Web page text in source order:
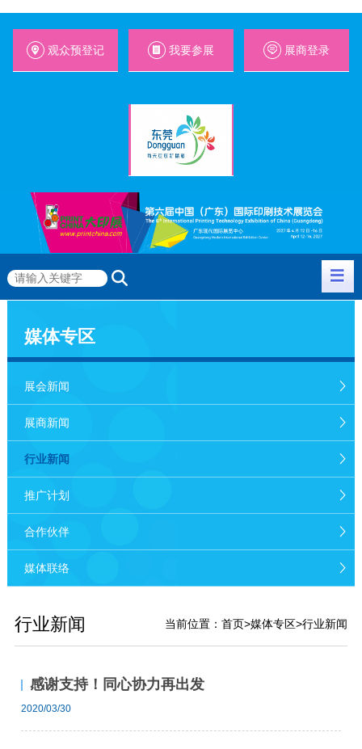
观众预登记 我要参展 展商登录
媒体专区
展会新闻
展商新闻
行业新闻
推广计划
合作伙伴
媒体联络
行业新闻 当前位置：首页>媒体专区>行业新闻
感谢支持！同心协力再出发
2020/03/30